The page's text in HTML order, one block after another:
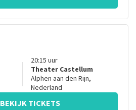
20:15 uur
Theater Castellum
Alphen aan den Rijn,
Nederland
BEKIJK TICKETS